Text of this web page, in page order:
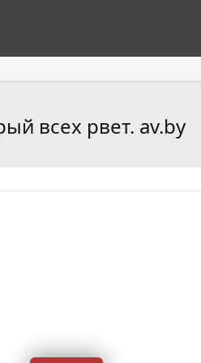
всех рвет. av.by